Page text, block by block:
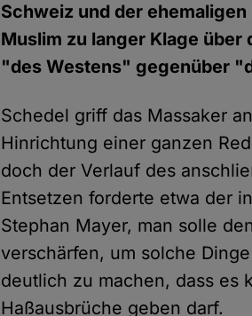
Schweiz und der
Muslim zu langer Klage über
"des Westens" gegenüber
Schedel griff das Massaker
Hinrichtung einer ganzen
doch der Verlauf des
Entsetzen forderte etwa der
Stephan Mayer, man solle
verschärfen, um solche
deutlich zu machen, dass es
Haßausbrüche geben darf.